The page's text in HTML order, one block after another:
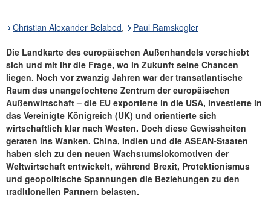
Christian Alexander Belabed, Paul Ramskogler
Die Landkarte des europäischen Außenhandels verschiebt
sich und mit ihr die Frage, wo in Zukunft seine Chancen
liegen. Noch vor zwanzig Jahren war der transatlantische
Raum das unangefochtene Zentrum der europäischen
Außenwirtschaft – die EU exportierte in die USA, investierte in
das Vereinigte Königreich (UK) und orientierte sich
wirtschaftlich klar nach Westen. Doch diese Gewissheiten
geraten ins Wanken. China, Indien und die ASEAN-Staaten
haben sich zu den neuen Wachstumslokomotiven der
Weltwirtschaft entwickelt, während Brexit, Protektionismus
und geopolitische Spannungen die Beziehungen zu den
traditionellen Partnern belasten.